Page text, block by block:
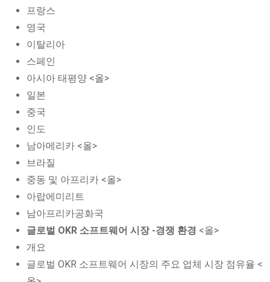
프랑스
영국
이탈리아
스페인
아시아 태평양 <올>
일본
중국
인도
남아메리카 <올>
브라질
중동 및 아프리카 <올>
아랍에미리트
남아프리카공화국
글로벌 OKR 소프트웨어 시장 -경쟁 환경 <올>
개요
글로벌 OKR 소프트웨어 시장의 주요 업체 시장 점유율 <